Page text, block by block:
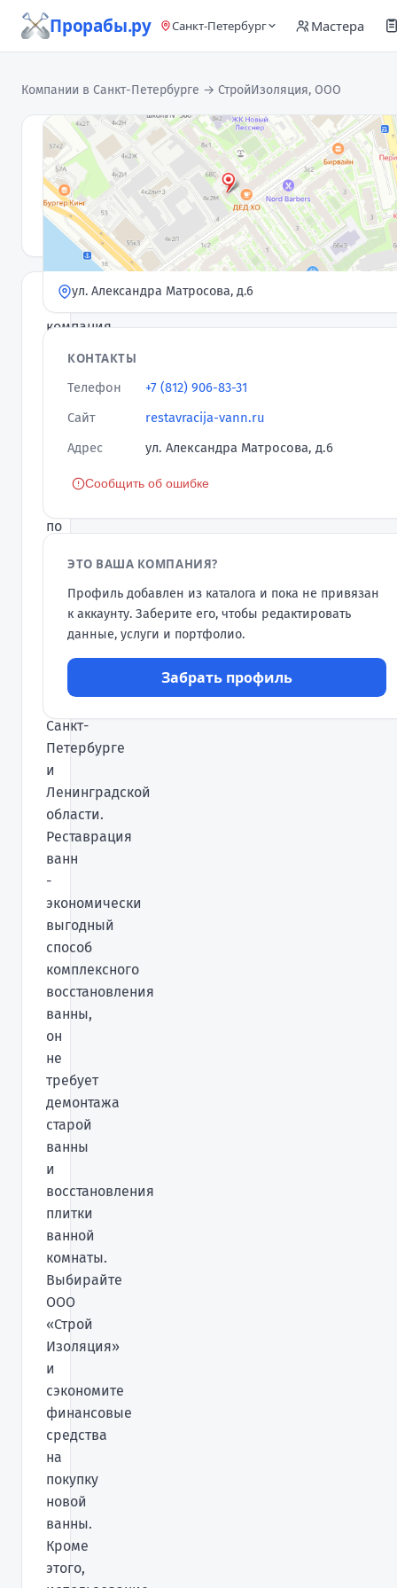
Прорабы.ру Санкт-Петербург Мастера
Компании в Санкт-Петербурге → СтройИзоляция, ООО
СтройИзоляция,
ООО
Компания
★ 5,0· 1 отзыв
компания
Изоляция»
приветствует
нашем
по
реставрации
ванн
готова
предложить
Санкт-
Петербурге
и
Ленинградской
области.
Реставрация
ванн
-
экономически
выгодный
способ
комплексного
восстановления
ванны,
он
не
требует
демонтажа
старой
ванны
и
восстановления
плитки
ванной
комнаты.
Выбирайте
ООО
«Строй
Изоляция»
и
сэкономите
финансовые
средства
на
покупку
новой
ванны.
Кроме
этого,
ул. Александра Матросова, д.6
КОНТАКТЫ
Телефон
+7 (812) 906-83-31
Сайт
restavracija-vann.ru
Адрес
ул. Александра Матросова, д.6
Сообщить об ошибке
ЭТО ВАША КОМПАНИЯ?
Профиль добавлен из каталога и пока не привязан
к аккаунту. Заберите его, чтобы редактировать
данные, услуги и портфолио.
Забрать профиль